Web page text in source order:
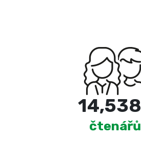
15,000
čtenářů